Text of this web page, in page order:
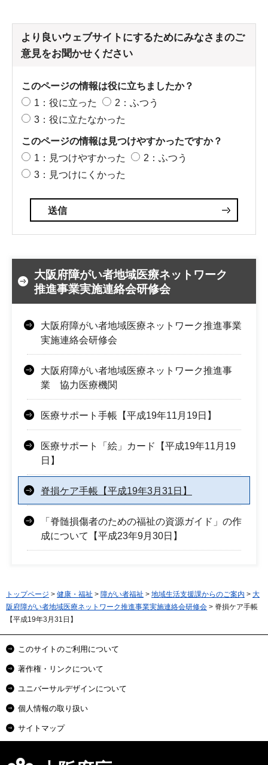
より良いウェブサイトにするためにみなさまのご
意見をお聞かせください
このページの情報は役に立ちましたか？
1：役に立った
2：ふつう
3：役に立たなかった
このページの情報は見つけやすかったですか？
1：見つけやすかった
2：ふつう
3：見つけにくかった
大阪府障がい者地域医療ネットワーク
推進事業実施連絡会研修会
大阪府障がい者地域医療ネットワーク推進事業
実施連絡会研修会
大阪府障がい者地域医療ネットワーク推進事
業 協力医療機関
医療サポート手帳【平成19年11月19日】
医療サポート「絵」カード【平成19年11月19
日】
脊損ケア手帳【平成19年3月31日】
「脊髄損傷者のための福祉の資源ガイド」の作
成について【平成23年9月30日】
トップページ > 健康・福祉 > 障がい者福祉 > 地域生活支援課からのご案内 > 大
阪府障がい者地域医療ネットワーク推進事業実施連絡会研修会 > 脊損ケア手帳
【平成19年3月31日】
このサイトのご利用について
著作権・リンクについて
ユニバーサルデザインについて
個人情報の取り扱い
サイトマップ